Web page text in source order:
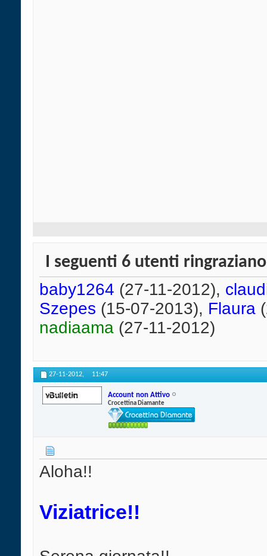
I seguenti 6 utenti
baby1264 (27-11-2012),
Szepes (15-07-2013), Flaura
nadiaama (27-11-2012)
27-11-2012, 11:47
Account non Attivo
Crocettina Diamante
Aloha!!
Viziatrice!!